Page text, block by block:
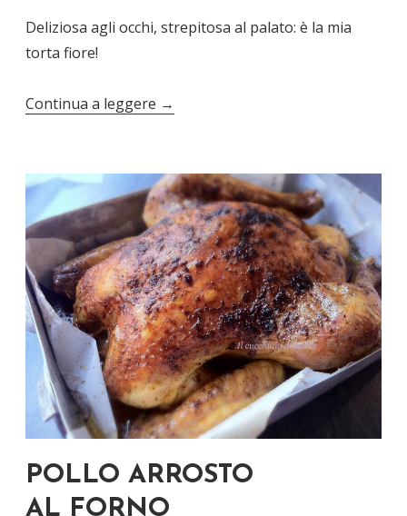
Deliziosa agli occhi, strepitosa al palato: è la mia
torta fiore!
Continua a leggere →
POLLO ARROSTO
AL FORNO